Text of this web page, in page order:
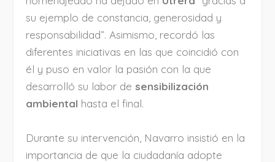
su ejemplo de constancia, generosidad y
responsabilidad”. Asimismo, recordó las
diferentes iniciativas en las que coincidió con
él y puso en valor la pasión con la que
desarrolló su labor desensibilización
ambiental hasta el final.
Durante su intervención, Navarro insistió en la
importancia de que la ciudadanía adopte